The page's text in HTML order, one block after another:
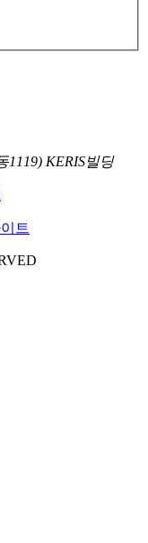
1119) KERIS빌딩